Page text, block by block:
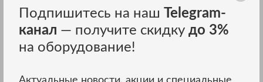
Зеленый = риска нет. Поверхностная влажность в диапазоне
от 0% до 59% - споры плесени не получат оптимальных
условий для роста;
Желтый = предупреждение, возможно формирование
79% - некоторые споры плесени могут найти оптимальные
Подпишитесь на наш Telegram-
канал — получите скидку до 3%
на оборудование!